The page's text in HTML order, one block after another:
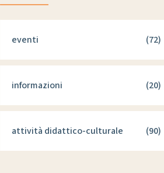
eventi (72)
informazioni (20)
attività didattico-culturale (90)